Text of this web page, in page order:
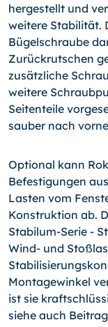
hergestellt und
weitere Stabilität.
Bügelschraube
Zurück­rutschen
zusätzliche
weitere
Seitenteile
sauber nach
Optional kann
Befestigungen
Lasten vom
Konstruktion ab.
Stabilum-Serie -
Wind- und
Montagewinkel
ist sie
siehe auch